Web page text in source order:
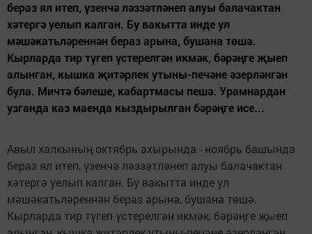
бераз ял итеп, үзенчә ләззәтләнеп алуы балачактан
хәтергә уелып калган. Бу вакытта инде ул
мәшәкатьләреннән бераз арына, бушана төшә.
Кырларда тир түгеп үстерелгән икмәк, бәрәңге җыеп
алынган, кышка җитәрлек утыны-печәне әзерләнгән
була. Мичтә бәлеше, кабартмасы пешә. Урамнардан
узганда каз маенда кыздырылган бәрәңге исе...
Авыл халкының октябрь ахырында - ноябрь башында
бераз ял итеп, үзенчә ләззәтләнеп алуы балачактан
хәтергә уелып калган. Бу вакытта инде ул
мәшәкатьләреннән бераз арына, бушана төшә.
Кырларда тир түгеп үстерелгән икмәк, бәрәңге җыеп